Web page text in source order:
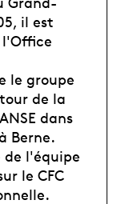
il est
l'Office
le groupe
de la
dans
Berne.
l'équipe
le CFC